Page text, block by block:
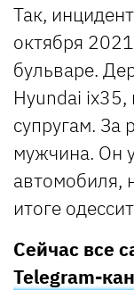
Так,
октября
бульваре.
Hyundai
супругам. За
мужчина. Он
автомобиля,
итоге
Сейчас все
Telegram-